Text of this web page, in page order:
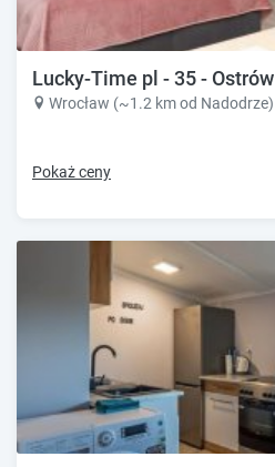
Lucky-Time pl - 35 -
Wrocław (~1.2 km od Nadodrze)
Pokaż ceny